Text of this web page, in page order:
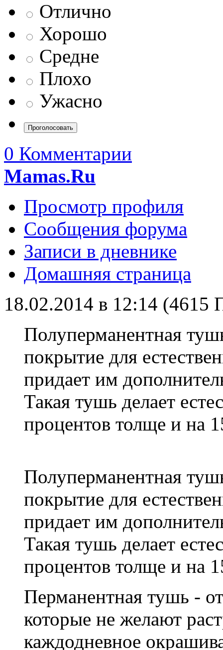
Отлично
Хорошо
Средне
Плохо
Ужасно
0 Комментарии
Mamas.Ru
Просмотр профиля
Сообщения форума
Записи в дневнике
Домашняя страница
18.02.2014 в 12:14 (4615
Полуперманентная
покрытие для
придает им
Такая тушь делает
процентов толще и на
Полуперманентная
покрытие для
придает им
Такая тушь делает
процентов толще и на
Перманентная тушь -
которые не желают
каждодневное